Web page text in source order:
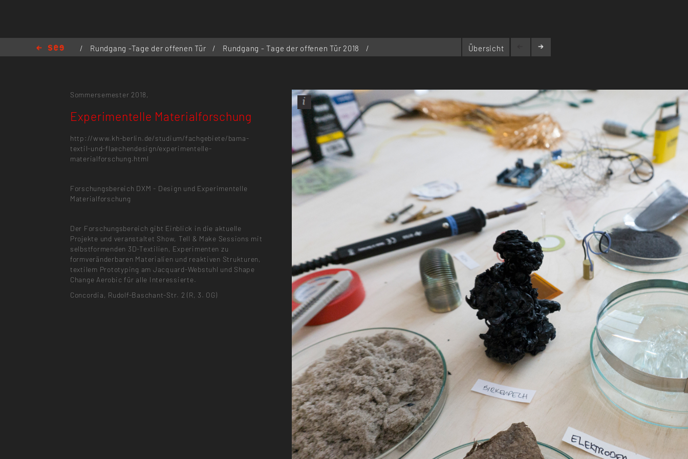
/ Rundgang -Tage der offenen Tür / Rundgang - Tage der offenen Tür 2018
/
Übersicht
Sommersemester 2018,
Experimentelle Materialforschung
http://www.kh-berlin.de/studium/fachgebiete/bama-
textil-und-flaechendesign/experimentelle-
materialforschung.html
Forschungsbereich DXM - Design und Experimentelle
Materialforschung
Der Forschungsbereich gibt Einblick in die aktuelle
Projekte und veranstaltet Show, Tell & Make Sessions mit
selbstformenden 3D-Textilien, Experimenten zu
formveränderbaren Materialien und reaktiven Strukturen,
textilem Prototyping am Jacquard-Webstuhl und Shape
Change Aerobic für alle Interessierte.
Concordia, Rudolf-Baschant-Str. 2 (R, 3. OG)